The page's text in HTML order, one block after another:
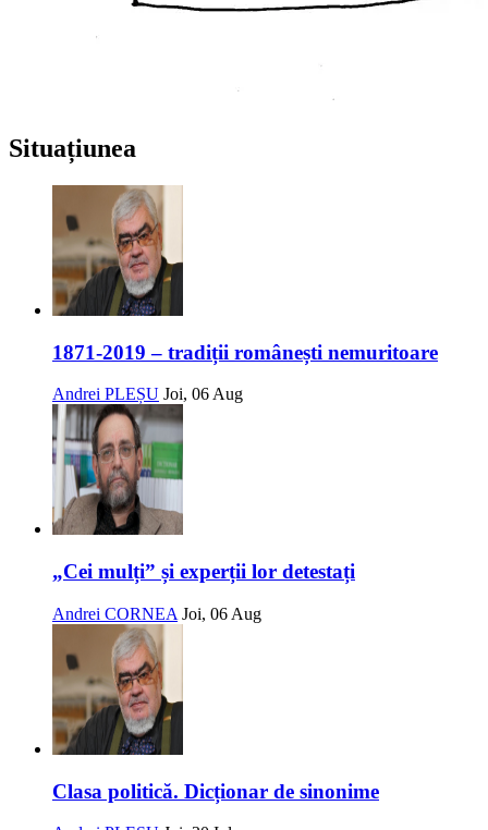
Situațiunea
1871-2019 – tradiții românești nemuritoare
Andrei PLEȘU Joi, 06 Aug
„Cei mulți” și experții lor detestați
Andrei CORNEA Joi, 06 Aug
Clasa politică. Dicționar de sinonime